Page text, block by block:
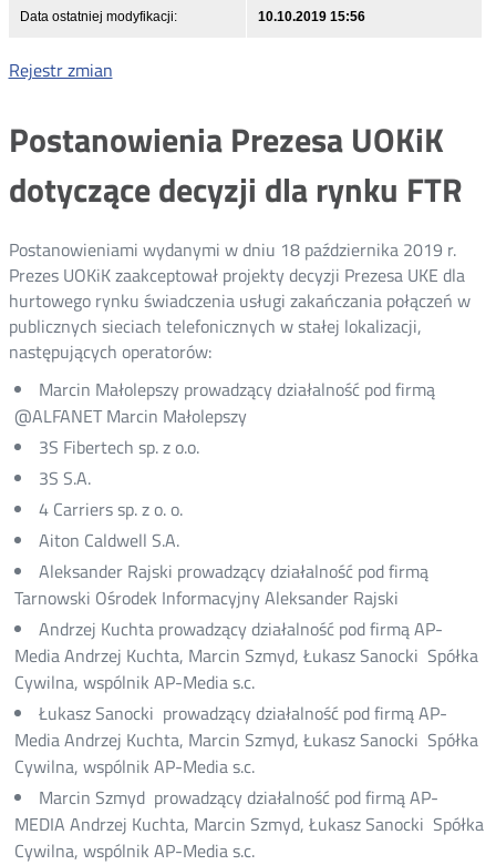
Data ostatniej modyfikacji: 10.10.2019 15:56
Rejestr zmian
Postanowienia Prezesa UOKiK
dotyczące decyzji dla rynku FTR
Postanowieniami wydanymi w dniu 18 października 2019 r.
Prezes UOKiK zaakceptował projekty decyzji Prezesa UKE dla
hurtowego rynku świadczenia usługi zakańczania połączeń w
publicznych sieciach telefonicznych w stałej lokalizacji,
następujących operatorów:
Marcin Małolepszy prowadzący działalność pod firmą
@ALFANET Marcin Małolepszy
3S Fibertech sp. z o.o.
3S S.A.
4 Carriers sp. z o. o.
Aiton Caldwell S.A.
Aleksander Rajski prowadzący działalność pod firmą
Tarnowski Ośrodek Informacyjny Aleksander Rajski
Andrzej Kuchta prowadzący działalność pod firmą AP-
Media Andrzej Kuchta, Marcin Szmyd, Łukasz Sanocki Spółka
Cywilna, wspólnik AP-Media s.c.
Łukasz Sanocki prowadzący działalność pod firmą AP-
Media Andrzej Kuchta, Marcin Szmyd, Łukasz Sanocki Spółka
Cywilna, wspólnik AP-Media s.c.
Marcin Szmyd prowadzący działalność pod firmą AP-
MEDIA Andrzej Kuchta, Marcin Szmyd, Łukasz Sanocki Spółka
Cywilna, wspólnik AP-Media s.c.